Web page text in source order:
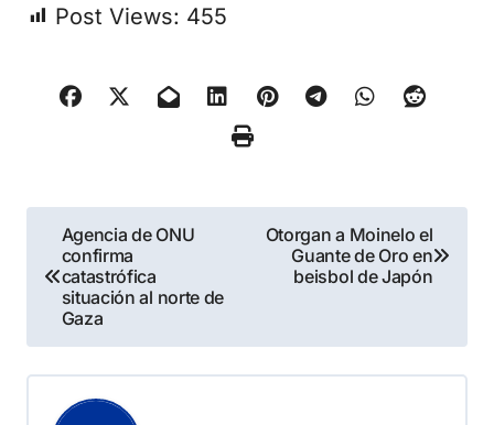
Post Views: 455
Navegación
de
entradas
Agencia de ONU
confirma
catastrófica
situación al norte de
Gaza
Otorgan a Moinelo el
Guante de Oro en
beisbol de Japón